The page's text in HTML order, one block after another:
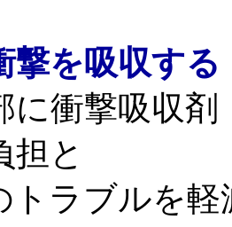
撃を吸収す
衝撃吸収剤
担と
ラブルを軽